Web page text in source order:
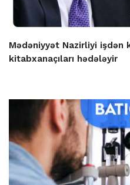
Mədəniyyət Nazirliyi işdən
kitabxanaçıları hədələyir